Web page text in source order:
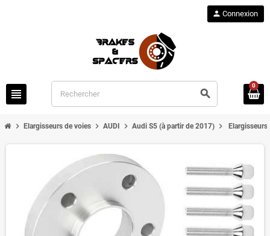
view_headline search
person Connexion
0
chevron_right Elargisseurs de voies chevron_right AUDI chevron_right Audi S5 (à partir de 2017) chevron_right